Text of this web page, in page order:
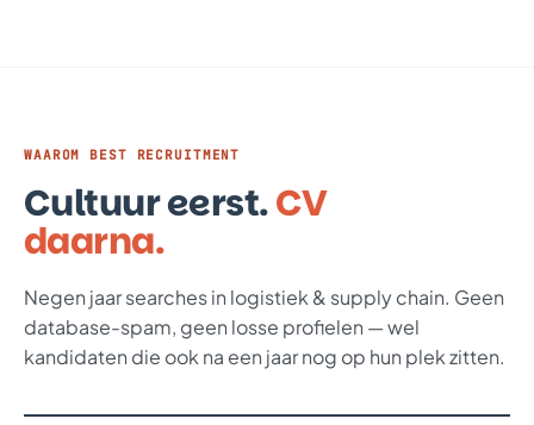
WAAROM BEST RECRUITMENT
Cultuur eerst.CV
daarna.
Negen jaar searches in logistiek & supply chain. Geen
database-spam, geen losse profielen — wel
kandidaten die ook na een jaar nog op hun plek zitten.